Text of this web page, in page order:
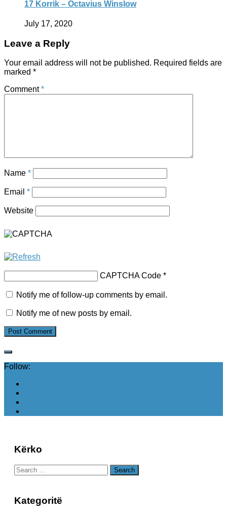
17 Korrik – Octavius Winslow
July 17, 2020
Leave a Reply
Your email address will not be published. Required fields are
marked *
Comment*
Name *
Email *
Website
CAPTCHA Code *
Notify me of follow-up comments by email.
Notify me of new posts by email.
Follow:
Kërko
Search
for:
Kategoritë